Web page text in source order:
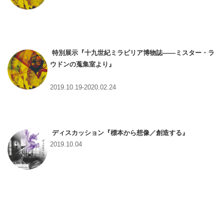
特別展示『十九世紀ミラビリア博物誌――ミスター・ラ
ウドンの蒐集室より』
2019.10.19-2020.02.24
ディスカッション『標本から想像／創造する』
2019.10.04